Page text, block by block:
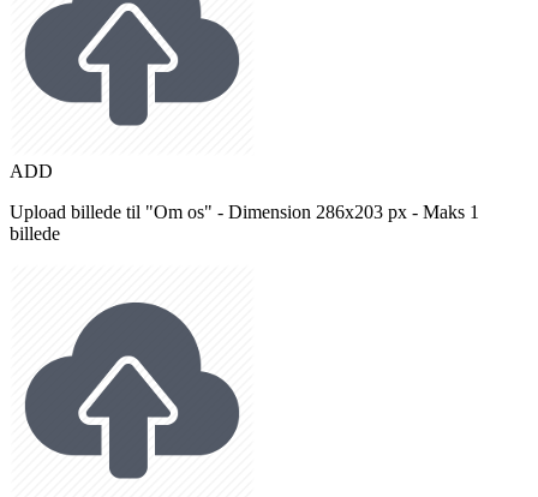
ADD
Upload billede til "Om os" - Dimension 286x203 px - Maks 1
billede